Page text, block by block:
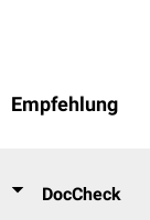
Empfehlung
DocCheck